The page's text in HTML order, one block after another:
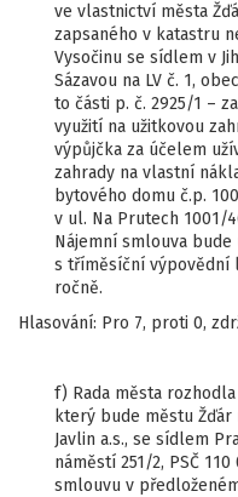
ve vlastnictví města
zapsaného v katastru
Vysočinu se sídlem v
Sázavou na LV č. 1,
to části p. č. 2925/1 –
využití na užitkovou
výpůjčka za účelem
zahrady na vlastní
bytového domu č.p.
v ul. Na Prutech 1001/
Nájemní smlouva
s tříměsíční výpovědní
ročně.
Hlasování: Pro 7, proti 0,
f) Rada města
který bude městu
Javlin a.s., se sídlem
náměstí 251/2, PSČ
smlouvu v